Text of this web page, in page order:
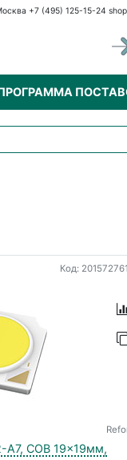
+7 (495) 125-15-24
Код:
A7, COB 19x19мм,